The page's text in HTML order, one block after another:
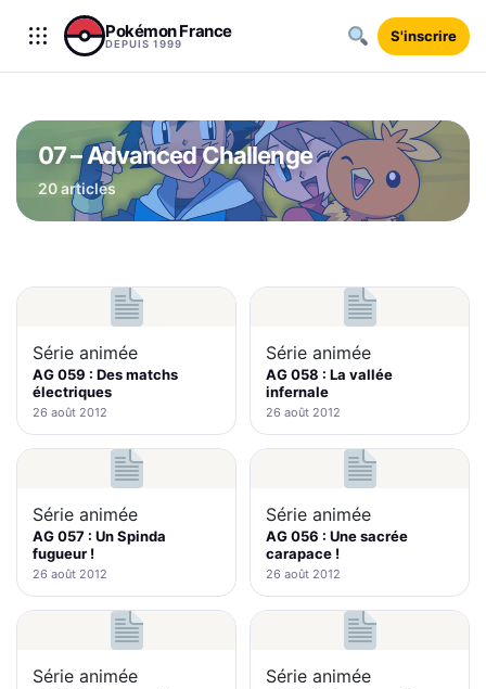
Aller au contenu
Pokémon France
DEPUIS 1999 S'inscrire
07 – Advanced Challenge
20 articles
Série animée
AG 059 : Des matchs
électriques
26 août 2012
Série animée
AG 058 : La vallée
infernale
26 août 2012
Série animée
AG 057 : Un Spinda
fugueur !
26 août 2012
Série animée
AG 056 : Une sacrée
carapace !
26 août 2012
Série animée Série animée